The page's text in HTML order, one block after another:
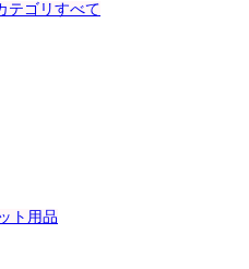
テゴリすべて
ト用品